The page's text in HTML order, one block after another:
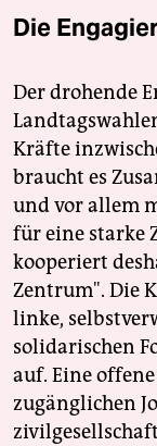
Die
Der drohende
Kräfte
braucht es
und vor allem
für eine starke
kooperiert
Zentrum". Die
linke,
solidarischen
auf. Eine
zugänglichen